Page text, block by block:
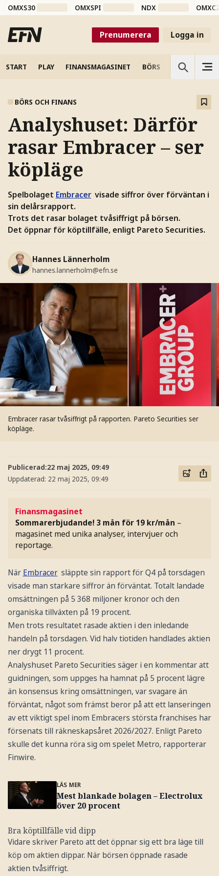
OMXS30 OMXSPI NDX
Prenumerera Logga in
START PLAY FINANSMAGASINET BÖRS VETENSKAP
BÖRS OCH FINANS
Analyshuset: Därför
rasar Embracer – ser
köpläge
Spelbolaget Embracer visade siffror över förväntan i
sin delårsrapport.
Trots det rasar bolaget tvåsiffrigt på börsen.
Det öppnar för köptillfälle, enligt Pareto Securities.
Hannes Lännerholm
hannes.lannerholm@efn.se
Embracer rasar tvåsiffrigt på rapporten. Pareto Securities ser
köpläge.
Publicerad:22 maj 2025, 09:49
Uppdaterad: 22 maj 2025, 09:49
Finansmagasinet
Sommarerbjudande! 3 mån för 19 kr/mån –
magasinet med unika analyser, intervjuer och
reportage.
När Embracer släppte sin rapport för Q4 på torsdagen
visade man starkare siffror än förväntat. Totalt landade
omsättningen på 5 368 miljoner kronor och den
organiska tillväxten på 19 procent.
Men trots resultatet rasade aktien i den inledande
handeln på torsdagen. Vid halv tiotiden handlades aktien
ner drygt 11 procent.
Analyshuset Pareto Securities säger i en kommentar att
guidningen, som uppges ha hamnat på 5 procent lägre
än konsensus kring omsättningen, var svagare än
förväntat, något som främst beror på att ett lanseringen
av ett viktigt spel inom Embracers största franchises har
försenats till räkneskapsåret 2026/2027. Enligt Pareto
skulle det kunna röra sig om spelet Metro, rapporterar
Finwire.
LÄS MER
Mest blankade bolagen – Electrolux
över 20 procent
Bra köptillfälle vid dipp
Vidare skriver Pareto att det öppnar sig ett bra läge till
köp om aktien dippar. När börsen öppnade rasade
aktien tvåsiffrigt.